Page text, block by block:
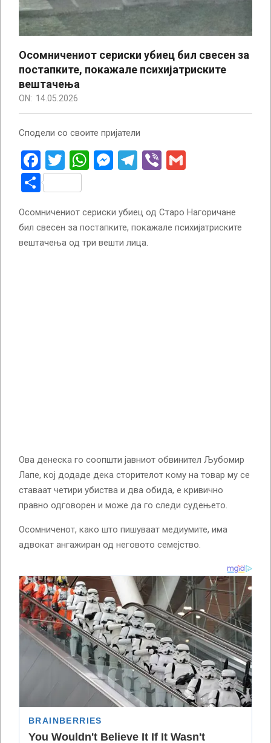
Осомничениот сериски убиец бил свесен за
постапките, покажале психијатриските
вештачења
ON: 14.05.2026
Сподели со своите пријатели
Facebook
Twitter
WhatsApp
Messenger
Telegram
Viber
Share
Осомничениот сериски убиец од Старо Нагоричане
бил свесен за постапките, покажале психијатриските
вештачења од три вешти лица.
Ова денеска го соопшти јавниот обвинител Љубомир
Лапе, кој додаде дека сторителот кому на товар му се
ставаат четири убиства и два обида, е кривично
правно одговорен и може да го следи судењето.
Осомниченот, како што пишуваат медиумите, има
адвокат ангажиран од неговото семејство.